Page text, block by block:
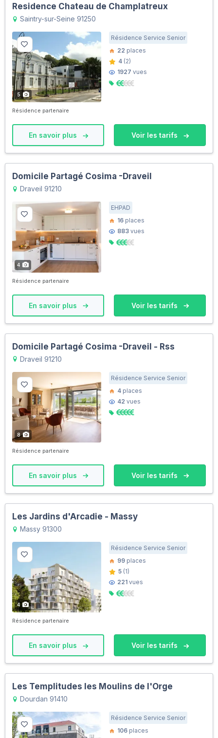
Residence Chateau de Champlatreux
Saintry-sur-Seine 91250
5
Résidence Service Senior
22 places
4 (2)
1927 vues
Résidence partenaire
En savoir plus Voir les tarifs
Domicile Partagé Cosima -Draveil
Draveil 91210
4
EHPAD
16 places
883 vues
Résidence partenaire
En savoir plus Voir les tarifs
Domicile Partagé Cosima -Draveil - Rss
Draveil 91210
8
Résidence Service Senior
4 places
42 vues
Résidence partenaire
En savoir plus Voir les tarifs
Les Jardins d'Arcadie - Massy
Massy 91300
4
Résidence Service Senior
99 places
5 (1)
221 vues
Résidence partenaire
En savoir plus Voir les tarifs
Les Templitudes les Moulins de l'Orge
Dourdan 91410
Résidence Service Senior
106 places